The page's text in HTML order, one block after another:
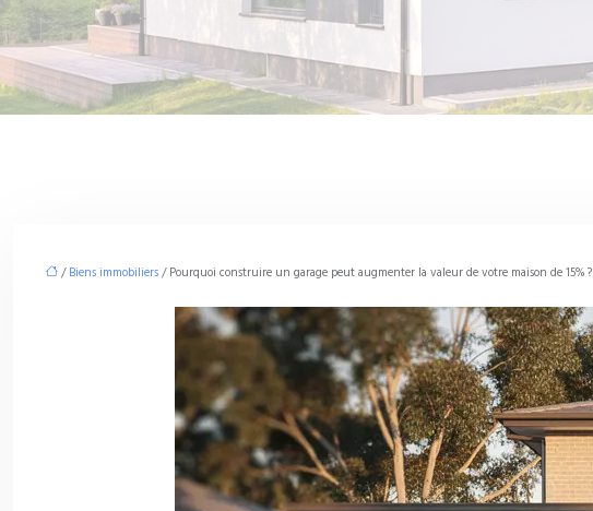
/Biens immobiliers/ Pourquoi construire un garage peut augmenter la valeur de votre maison de 15% ?